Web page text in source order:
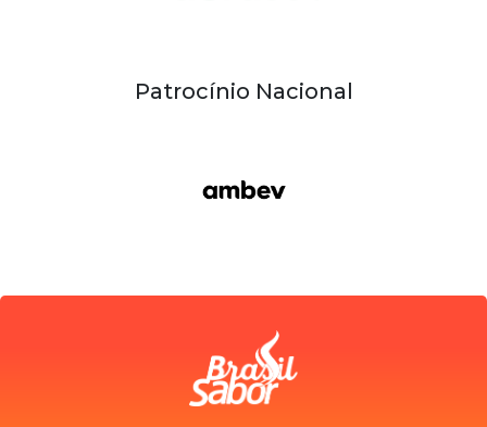
Patrocínio Nacional